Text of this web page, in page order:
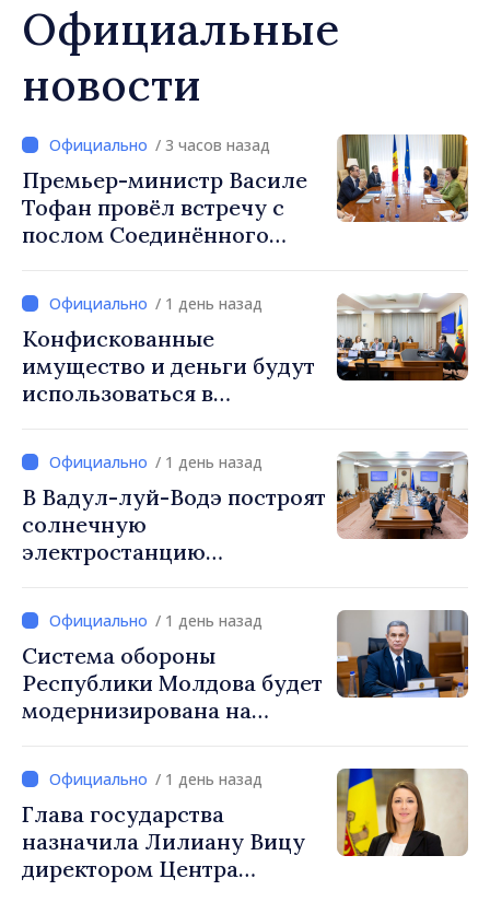
Официальные
новости
/ 3 часов назад
Премьер-министр Василе
Тофан провёл встречу с
послом Соединённого
Великобритании и
Северной Ирландии Ферн
Хорин
/ 1 день назад
Конфискованные
имущество и деньги будут
использоваться в
общественных интересах
/ 1 день назад
В Вадул-луй-Водэ построят
солнечную
электростанцию
системой накопления на 60
МВт·ч
/ 1 день назад
Система обороны
Республики Молдова будет
модернизирована на
внедрению Национальной
стратегии обороны
/ 1 день назад
Глава государства
назначила Лилиану Вицу
директором Центра